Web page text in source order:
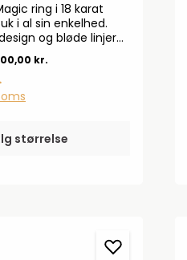
ring i 18 karat
i al sin enkelhed.
og bløde linjer
smykke, der
og nedtonet
minimalistiske ring
med andre
som elegant
og stilfulde. Magic
kr.
størrelse